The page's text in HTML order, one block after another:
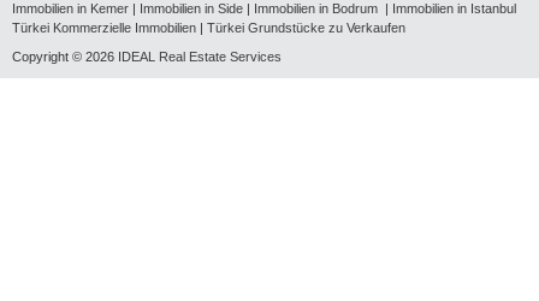
Immobilien in Kemer
Immobilien in Side Immobilien in Bodrum
Immobilien in Istanbul
Türkei Kommerzielle Immobilien
Türkei Grundstücke zu Verkaufen
Copyright © 2026
IDEAL Real Estate Services